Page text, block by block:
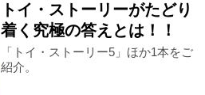
トイ・ストーリーがたどり
着く究極の答えとは！！
「トイ・ストーリー5」ほか1本をご
紹介。